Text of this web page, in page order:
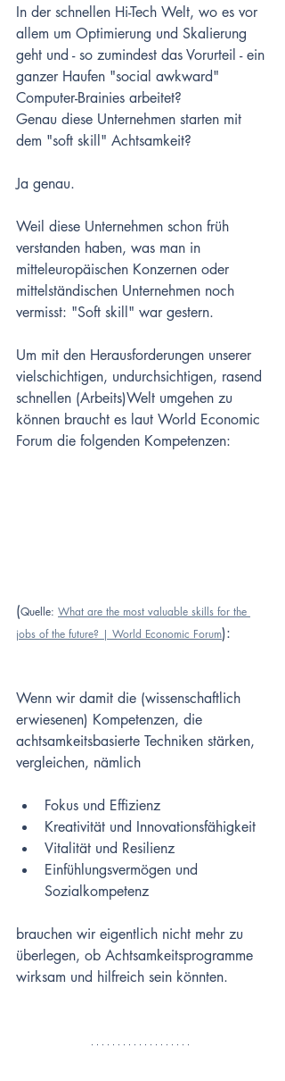
In der schnellen Hi-Tech Welt, wo es vor
allem um Optimierung und Skalierung
geht und - so zumindest das Vorurteil - ein
ganzer Haufen "social awkward"
Computer-Brainies arbeitet?
Genau diese Unternehmen starten mit
dem "soft skill" Achtsamkeit?
Ja genau.
Weil diese Unternehmen schon früh
verstanden haben, was man in
mitteleuropäischen Konzernen oder
mittelständischen Unternehmen noch
vermisst: "Soft skill" war gestern.
Um mit den Herausforderungen unserer
vielschichtigen, undurchsichtigen, rasend
schnellen (Arbeits)Welt umgehen zu
können braucht es laut World Economic
Forum die folgenden Kompetenzen:
(Quelle: What are the most valuable skills for the
jobs of the future? | World Economic Forum):
Wenn wir damit die (wissenschaftlich
erwiesenen) Kompetenzen, die
achtsamkeitsbasierte Techniken stärken,
vergleichen, nämlich
Fokus und Effizienz
Kreativität und Innovationsfähigkeit
Vitalität und Resilienz
Einfühlungsvermögen und
Sozialkompetenz
brauchen wir eigentlich nicht mehr zu
überlegen, ob Achtsamkeitsprogramme
wirksam und hilfreich sein könnten.